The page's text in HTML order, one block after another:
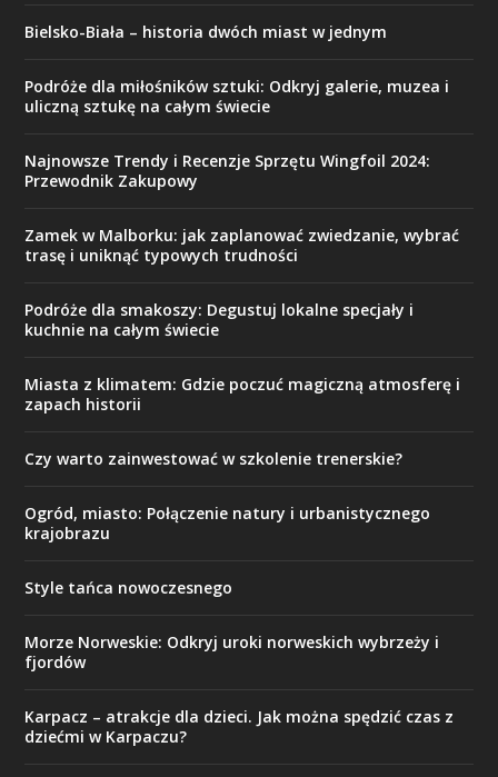
Bielsko-Biała – historia dwóch miast w jednym
Podróże dla miłośników sztuki: Odkryj galerie, muzea i
uliczną sztukę na całym świecie
Najnowsze Trendy i Recenzje Sprzętu Wingfoil 2024:
Przewodnik Zakupowy
Zamek w Malborku: jak zaplanować zwiedzanie, wybrać
trasę i uniknąć typowych trudności
Podróże dla smakoszy: Degustuj lokalne specjały i
kuchnie na całym świecie
Miasta z klimatem: Gdzie poczuć magiczną atmosferę i
zapach historii
Czy warto zainwestować w szkolenie trenerskie?
Ogród, miasto: Połączenie natury i urbanistycznego
krajobrazu
Style tańca nowoczesnego
Morze Norweskie: Odkryj uroki norweskich wybrzeży i
fjordów
Karpacz – atrakcje dla dzieci. Jak można spędzić czas z
dziećmi w Karpaczu?